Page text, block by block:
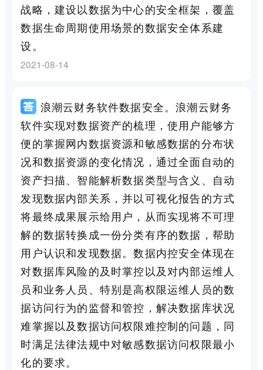
战略，建设以数据为中心的安全框架，覆盖
数据生命周期使用场景的数据安全体系建
设。
2021-08-14
浪潮云财务软件数据安全。浪潮云财务
软件实现对数据资产的梳理，使用户能够方
便的掌握网内数据资源和敏感数据的分布状
况和数据资源的变化情况，通过全面自动的
资产扫描、智能解析数据类型与含义、自动
发现数据内部关系，并以可视化报告的方式
将最终成果展示给用户，从而实现将不可理
解的数据转换成一份分类有序的数据，帮助
用户认识和发现数据。数据内控安全体现在
对数据库风险的及时掌控以及对内部运维人
员和业务人员、特别是高权限运维人员的数
据访问行为的监督和管控，解决数据库状况
难掌握以及数据访问权限难控制的问题，同
时满足法律法规中对敏感数据访问权限最小
化的要求。